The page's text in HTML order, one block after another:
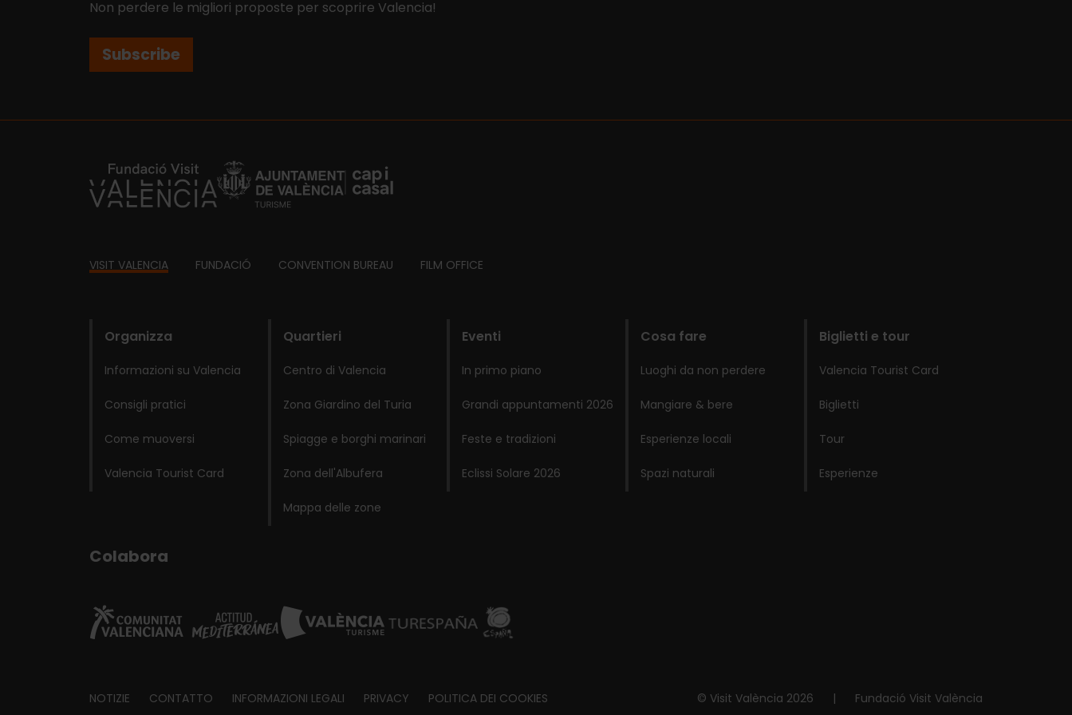
Non perdere le migliori proposte per scoprire Valencia!
Subscribe
https://fundacion.visitvalencia.com/
Footer
VISIT VALENCIA FUNDACIÓ CONVENTION BUREAU FILM OFFICE
Organizza
Informazioni su Valencia
Consigli pratici
Come muoversi
Valencia Tourist Card
Quartieri
Centro di Valencia
Zona Giardino del Turia
Spiagge e borghi marinari
Zona dell'Albufera
Mappa delle zone
Eventi
In primo piano
Grandi appuntamenti 2026
Feste e tradizioni
Eclissi Solare 2026
Cosa fare
Luoghi da non perdere
Mangiare & bere
Esperienze locali
Spazi naturali
Biglietti e tour
Valencia Tourist Card
Biglietti
Tour
Esperienze
Colabora
NOTIZIE CONTATTO INFORMAZIONI LEGALI PRIVACY POLITICA DEI COOKIES © Visit València 2026 | Fundació Visit València